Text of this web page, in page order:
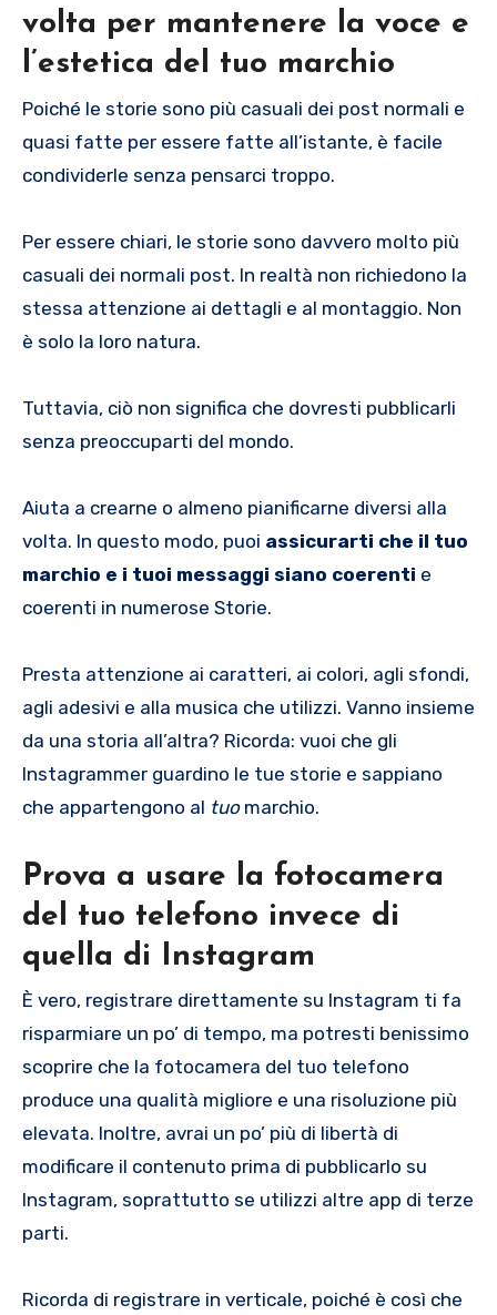
volta per mantenere la voce e
l’estetica del tuo marchio
Poiché le storie sono più casuali dei post normali e
quasi fatte per essere fatte all’istante, è facile
condividerle senza pensarci troppo.
Per essere chiari, le storie sono davvero molto più
casuali dei normali post. In realtà non richiedono la
stessa attenzione ai dettagli e al montaggio. Non
è solo la loro natura.
Tuttavia, ciò non significa che dovresti pubblicarli
senza preoccuparti del mondo.
Aiuta a crearne o almeno pianificarne diversi alla
volta. In questo modo, puoi assicurarti che il tuo
marchio e i tuoi messaggi siano coerenti e
coerenti in numerose Storie.
Presta attenzione ai caratteri, ai colori, agli sfondi,
agli adesivi e alla musica che utilizzi. Vanno insieme
da una storia all’altra? Ricorda: vuoi che gli
Instagrammer guardino le tue storie e sappiano
che appartengono al tuomarchio.
Prova a usare la fotocamera
del tuo telefono invece di
quella di Instagram
È vero, registrare direttamente su Instagram ti fa
risparmiare un po’ di tempo, ma potresti benissimo
scoprire che la fotocamera del tuo telefono
produce una qualità migliore e una risoluzione più
elevata. Inoltre, avrai un po’ più di libertà di
modificare il contenuto prima di pubblicarlo su
Instagram, soprattutto se utilizzi altre app di terze
parti.
Ricorda di registrare in verticale, poiché è così che